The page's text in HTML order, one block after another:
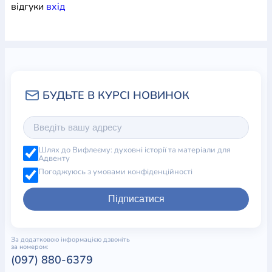
відгуки вхiд
Шлях до Вифлеєму: духовні історії та матеріали для
Адвенту
Погоджуюсь з умовами конфіденційності
Підписатися
За додатковою інформацією дзвоніть
за номером:
(097) 880-6379